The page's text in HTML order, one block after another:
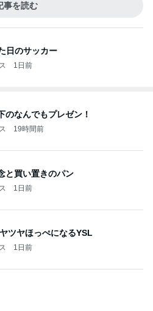
事を読む
日のサッカー
1日前
のなんでもプレゼン！
19時間前
と買い置きのパン
1日前
ツヤほっぺになるYSL
1日前